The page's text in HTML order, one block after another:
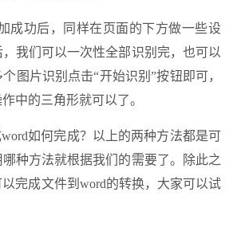
成功后，同样在页面的下方做一些设
我们可以一次性全部识别完，也可以
图片识别点击“开始识别”按钮即可，
中的三角形就可以了。
如何完成？以上的两种方法都是可
种方法就根据我们的需要了。除此之
完成文件到word的转换，大家可以试